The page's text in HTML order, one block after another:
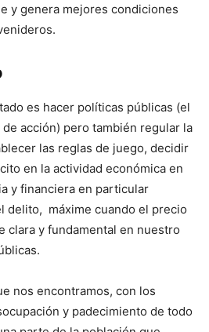
y genera mejores condiciones
es hacer políticas públicas (el
acción) pero también regular la
las reglas de juego, decidir
en la actividad económica en
y financiera en particular
delito, máxime cuando el precio
clara y fundamental en nuestro
nos encontramos, con los
y padecimiento de todo